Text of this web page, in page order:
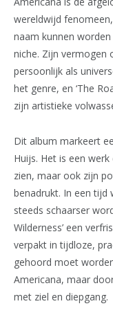
wereldwijd
naam kunnen
niche. Zijn vermogen
persoonlijk als
het genre, en ‘The
zijn artistieke
Dit album markeert
Huijs. Het is een
zien, maar ook zijn
benadrukt. In een tijd
steeds schaarser
Wilderness’ een
verpakt in tijdloze,
gehoord moet
Americana, maar
met ziel en diepgang.